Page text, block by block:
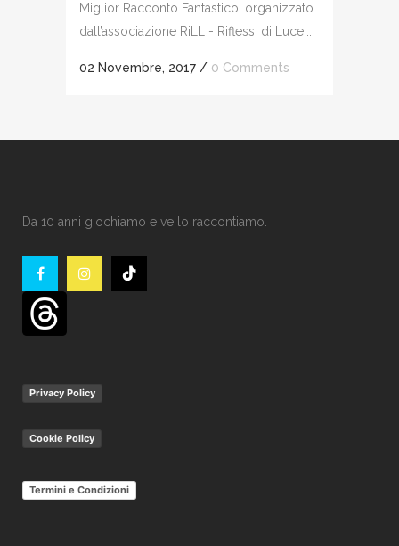
Miglior Racconto Fantastico, organizzato
dall’associazione RiLL - Riflessi di Luce...
02 Novembre, 2017 / 0 Comments
Da 10 anni giochiamo e ve lo raccontiamo.
Privacy Policy
Cookie Policy
Termini e Condizioni